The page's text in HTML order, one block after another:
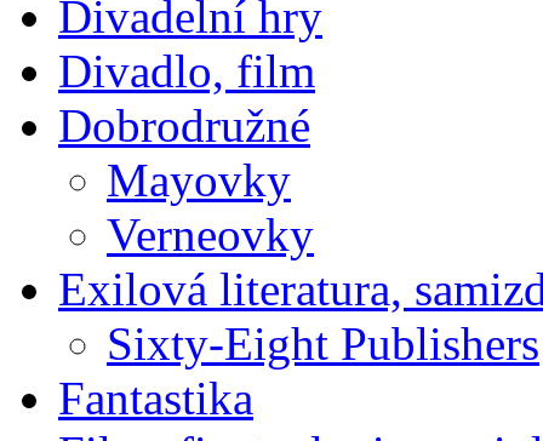
Divadelní hry
Divadlo, film
Dobrodružné
Mayovky
Verneovky
Exilová literatura,
Sixty-Eight Publishers
Fantastika